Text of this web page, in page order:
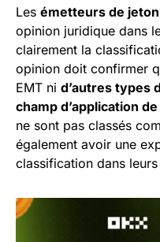
Les émetteurs de
opinion juridique dans
clairement la
opinion doit confirmer
EMT ni d’autres types
champ d’application
ne sont pas classés
également avoir une
classification dans